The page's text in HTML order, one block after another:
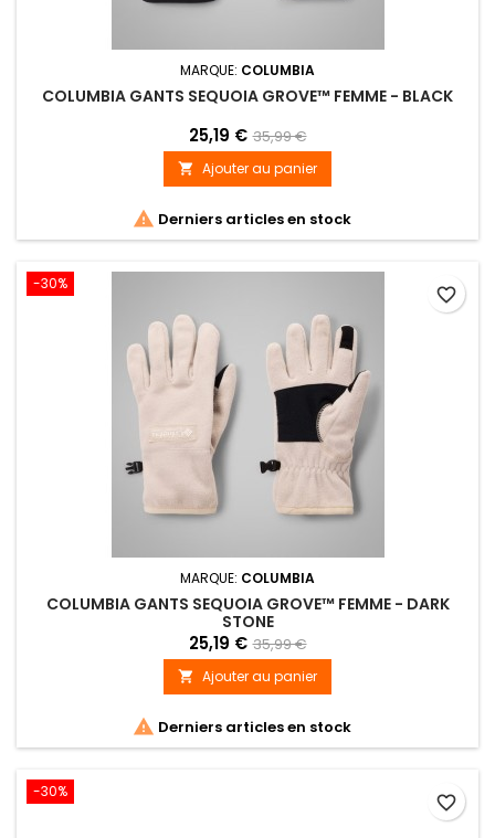
MARQUE: COLUMBIA
COLUMBIA GANTS SEQUOIA GROVE™ FEMME - BLACK
25,19 € 35,99 €
 Ajouter au panier
 Derniers articles en stock
-30%
MARQUE: COLUMBIA
COLUMBIA GANTS SEQUOIA GROVE™ FEMME - DARK
STONE
25,19 € 35,99 €
 Ajouter au panier
 Derniers articles en stock
favorite_border
-30%
favorite_border